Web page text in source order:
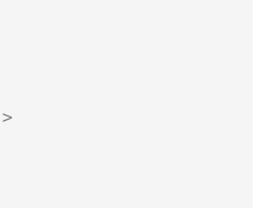
>